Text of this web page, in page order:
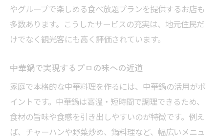
やグループで楽しめる食べ放題プランを提供するお店も
多数あります。こうしたサービスの充実は、地元住民だ
けでなく観光客にも高く評価されています。
中華鍋で実現するプロの味への近道
家庭で本格的な中華料理を作るには、中華鍋の活用がポ
イントです。中華鍋は高温・短時間で調理できるため、
食材の旨味や食感を引き出しやすいのが特徴です。例え
ば、チャーハンや野菜炒め、鍋料理など、幅広いメニュ